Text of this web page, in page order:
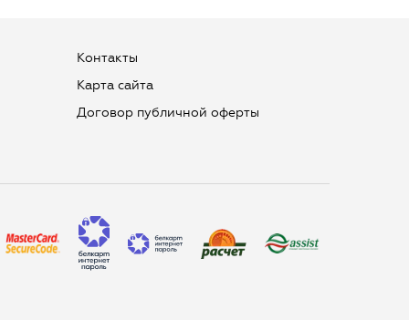
Контакты
Карта сайта
Договор публичной оферты